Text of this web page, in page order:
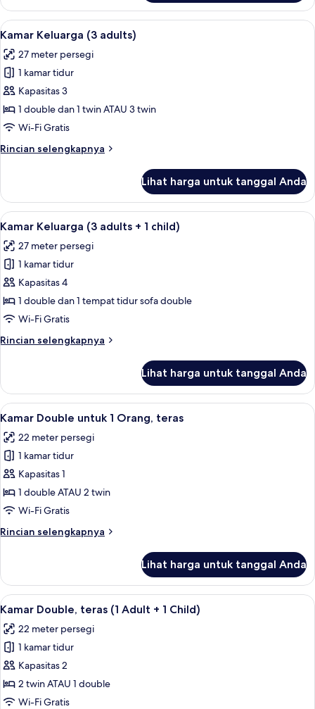
Kamar
Keluarga
(2
+
2
children)
Lihat
semua
foto
untuk
Kamar
Keluarga
(3
Selimut bulu angsa, brankas, meja
12
Kamar Keluarga (3 adults)
27 meter persegi
1 kamar tidur
Kapasitas 3
1 double dan 1 twin ATAU 3 twin
Wi-Fi Gratis
Rincian selengkapnya
Rincian
Kamar
Keluarga
(3
Lihat harga untuk tanggal Anda
Lihat
semua
foto
untuk
Kamar
Keluarga
(3
+
Selimut bulu angsa, brankas, meja
12
Kamar Keluarga (3 adults + 1 child)
27 meter persegi
1 kamar tidur
Kapasitas 4
1 double dan 1 tempat tidur sofa double
Wi-Fi Gratis
Rincian selengkapnya
Rincian
Kamar
Keluarga
(3
+
child)
Lihat harga untuk tanggal Anda
Lihat
semua
foto
untuk
Kamar
Double
untuk
Orang,
Selimut bulu angsa, brankas, meja
18
Kamar Double untuk 1 Orang, teras
22 meter persegi
1 kamar tidur
Kapasitas 1
1 double ATAU 2 twin
Wi-Fi Gratis
Rincian selengkapnya
Rincian
Kamar
Double
untuk
Orang,
teras
Lihat harga untuk tanggal Anda
Lihat
semua
foto
untuk
Kamar
Double,
teras
Selimut bulu angsa, brankas, meja
19
Kamar Double, teras (1 Adult + 1 Child)
22 meter persegi
1 kamar tidur
Kapasitas 2
2 twin ATAU 1 double
Wi-Fi Gratis